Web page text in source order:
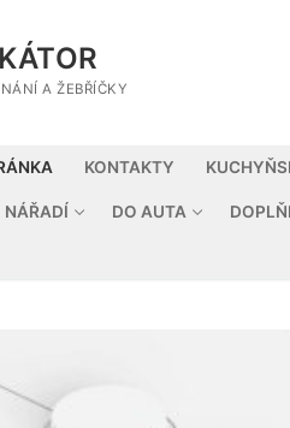
A ŽEBŘÍČKY
KONTAKTY
NÁŘADÍ DO AUTA